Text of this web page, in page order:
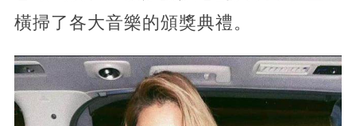
橫掃了各大音樂的頒獎典禮。